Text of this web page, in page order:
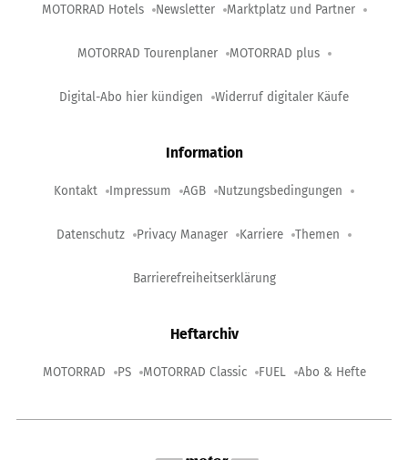
MOTORRAD Hotels Newsletter Marktplatz und Partner
MOTORRAD Tourenplaner MOTORRAD plus
Digital-Abo hier kündigen Widerruf digitaler Käufe
Information
Kontakt Impressum AGB Nutzungsbedingungen
Datenschutz Privacy Manager Karriere Themen
Barrierefreiheitserklärung
Heftarchiv
MOTORRAD PS MOTORRAD Classic FUEL Abo & Hefte